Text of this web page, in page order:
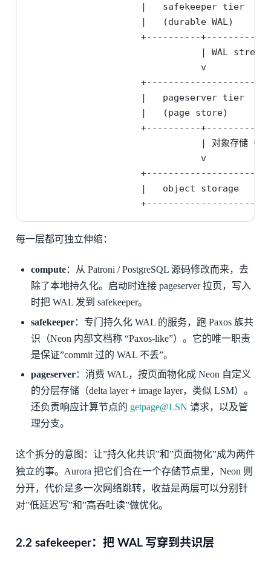
|   safekeeper tier   |
|   (durable WAL)     |
                     +----------+----------+
                                | WAL stream
                                v
                     +---------------------+
|   pageserver tier   |
                     |   (page store)      |
                     +----------+----------+
| 对象存储（S3
                                v
                     +---------------------+
|   object storage    |
                     +---------------------+
每一层都可独立伸缩：
compute：从 Patroni / PostgreSQL 源码修改而来，去
除了本地持久化。启动时连接 pageserver 拉页，写入
时把 WAL 发到 safekeeper。
safekeeper：专门持久化 WAL 的服务，跑 Paxos 族共
识（Neon 内部文档称 “Paxos-like”）。它的唯一职责
是保证”commit 过的 WAL 不丢”。
pageserver：消费 WAL，按页面物化成 Neon 自定义
的分层存储（delta layer + image layer，类似 LSM）。
还负责响应计算节点的 getpage@LSN 请求，以及管
理分支。
这个拆分的意图：让”持久化共识”和”页面物化”成为两件
独立的事。Aurora 把它们合在一个存储节点里，Neon 则
分开，代价是多一次网络跳转，收益是两层可以分别针
对”低延迟写”和”高吞吐读”做优化。
2.2 safekeeper：把 WAL 写穿到共识层